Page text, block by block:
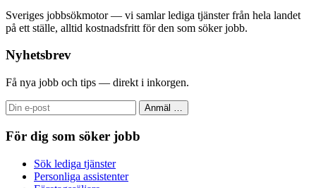
Sveriges jobbsökmotor — vi samlar lediga tjänster från hela landet
på ett ställe, alltid kostnadsfritt för den som söker jobb.
Nyhetsbrev
Få nya jobb och tips — direkt i inkorgen.
Anmäl …
För dig som söker jobb
Sök lediga tjänster
Personliga assistenter